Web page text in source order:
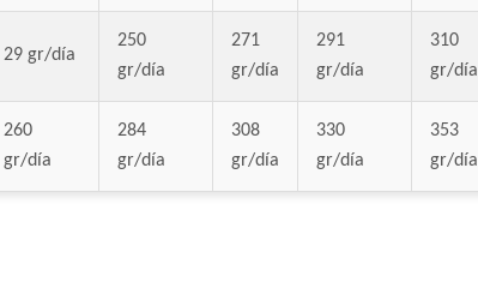
Jaspe Perro Adulto
Jaspe Premium Perro Adulto
Jaspe Premium Perro Criadores
29 gr/día
250
gr/día
271
gr/día
291
gr/día
310
gr/día
260
gr/día
284
gr/día
308
gr/día
330
gr/día
353
gr/día